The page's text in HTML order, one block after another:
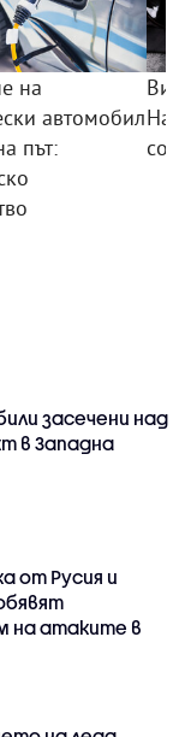
на
автомобил
път:
засечени над
в Западна
от Русия и
на атаките в